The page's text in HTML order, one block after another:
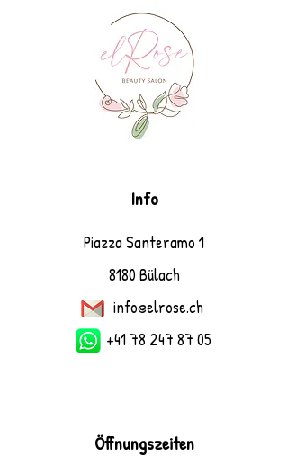
Info
Piazza Santeramo 1
8180 Bülach
info@elrose.ch
+41 78 247 87 05
Öffnungszeiten